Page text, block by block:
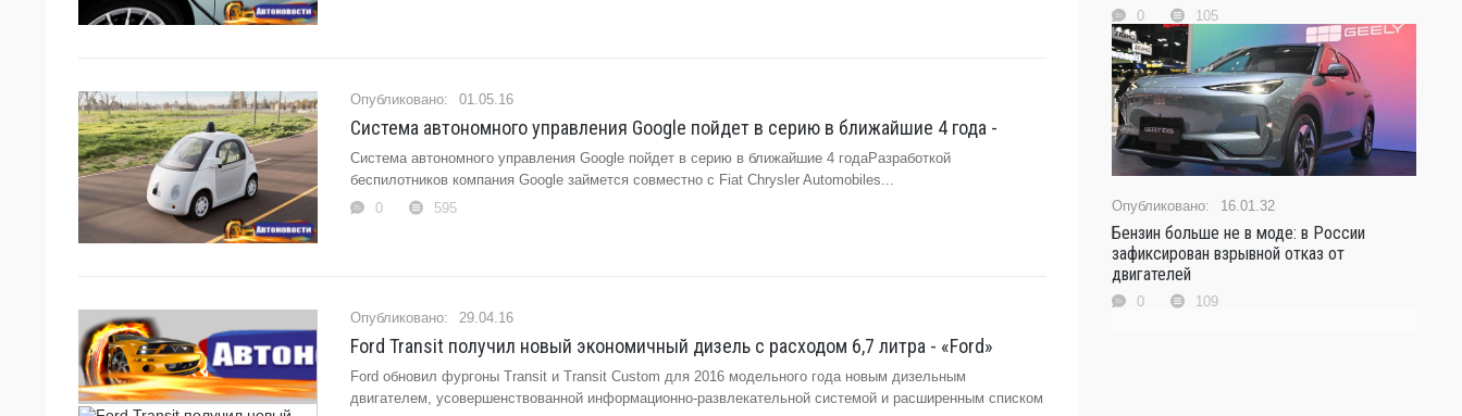
01.05.16
Система автономного управления Google пойдет в серию в ближайшие 4 года -
Система автономного управления Google пойдет в серию в ближайшие 4 годаРазработкой
беспилотников компания Google займется совместно с Fiat Chrysler Automobiles...
0
595
29.04.16
Ford Transit получил новый экономичный дизель с расходом 6,7 литра - «Ford»
Ford обновил фургоны Transit и Transit Custom для 2016 модельного года новым дизельным
двигателем, усовершенствованной информационно-развлекательной системой и расширенным списком
0 105
16.01.32
Бензин больше не в моде: в России
зафиксирован взрывной отказ от
двигателей
0 109